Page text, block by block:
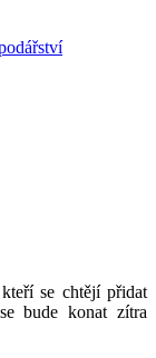
se chtějí přidat
bude konat zítra